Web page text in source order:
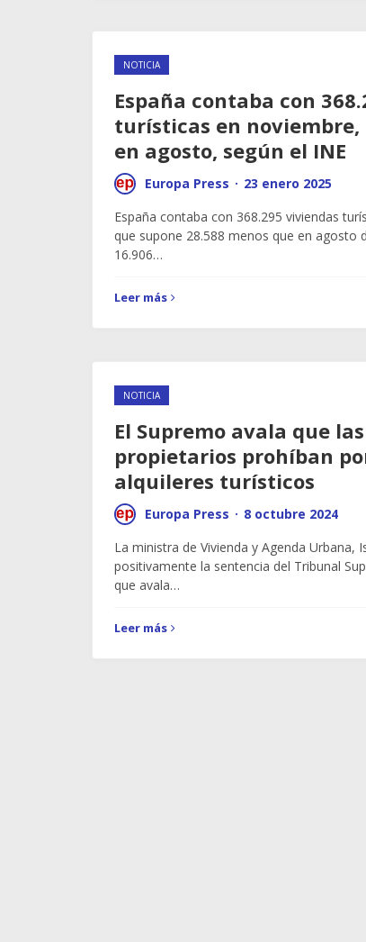
NOTICIA
España contaba con
turísticas en noviembre,
en agosto, según el INE
Europa Press · 23 enero 2025
España contaba con 368.295 viviendas
que supone 28.588 menos que en agosto
16.906…
Leer más
NOTICIA
El Supremo avala que
propietarios prohíban
alquileres turísticos
Europa Press · 8 octubre 2024
La ministra de Vivienda y Agenda Urbana,
positivamente la sentencia del Tribunal
que avala…
Leer más